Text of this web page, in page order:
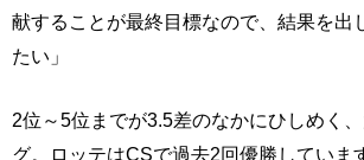
献することが最終目標なので、結果を出
たい」
2位～5位までが3.5差のなかにひしめく
グ。ロッテはCSで過去2回優勝していま